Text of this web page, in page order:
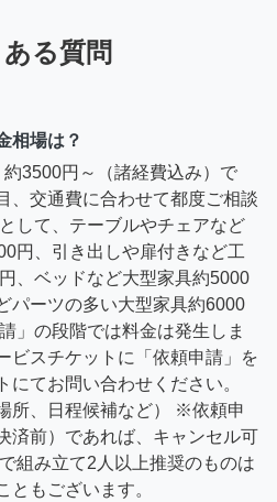
る質問
相場は？
3500円～（諸経費込み）で
、交通費に合わせて都度ご相談
して、テーブルやチェアなど
円、引き出しや扉付きなど工
、ベッドなど大型家具約5000
パーツの多い大型家具約6000
」の段階では料金は発生しま
ビスチケットに「依頼申請」を
てお問い合わせください。
所、日程候補など） ※依頼申
済前）であれば、キャンセル可
組み立て2人以上推奨のものは
ともございます。